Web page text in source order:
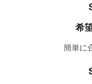
希
簡単に